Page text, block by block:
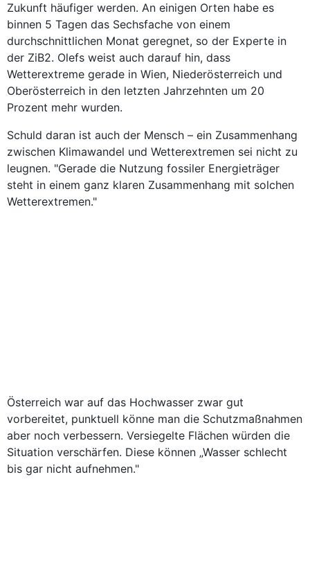
Zukunft häufiger werden. An einigen Orten habe es
binnen 5 Tagen das Sechsfache von einem
durchschnittlichen Monat geregnet, so der Experte in
der ZiB2. Olefs weist auch darauf hin, dass
Wetterextreme gerade in Wien, Niederösterreich und
Oberösterreich in den letzten Jahrzehnten um 20
Prozent mehr wurden.
Schuld daran ist auch der Mensch – ein Zusammenhang
zwischen Klimawandel und Wetterextremen sei nicht zu
leugnen. "Gerade die Nutzung fossiler Energieträger
steht in einem ganz klaren Zusammenhang mit solchen
Wetterextremen."
Österreich war auf das Hochwasser zwar gut
vorbereitet, punktuell könne man die Schutzmaßnahmen
aber noch verbessern. Versiegelte Flächen würden die
Situation verschärfen. Diese können „Wasser schlecht
bis gar nicht aufnehmen."